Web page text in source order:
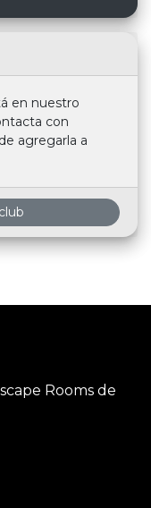
en nuestro
con
agregarla a
Rooms de